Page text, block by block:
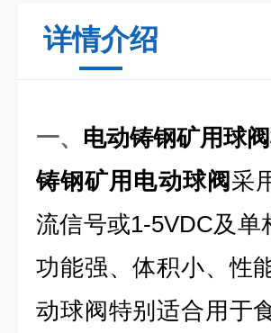
详情介绍
一、 电动铸钢矿用球阀
铸钢矿用电动球阀 采
流信号或1-5VDC及
功能强、体积小、性
动球阀特别适合用于